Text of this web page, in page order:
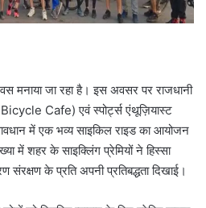
मनाया जा रहा है। इस अवसर पर राजधानी
Cafe) एवं स्पोर्ट्स एंथूज़ियास्ट
में एक भव्य साइकिल राइड का आयोजन
में शहर के साइक्लिंग प्रेमियों ने हिस्सा
के प्रति अपनी प्रतिबद्धता दिखाई।